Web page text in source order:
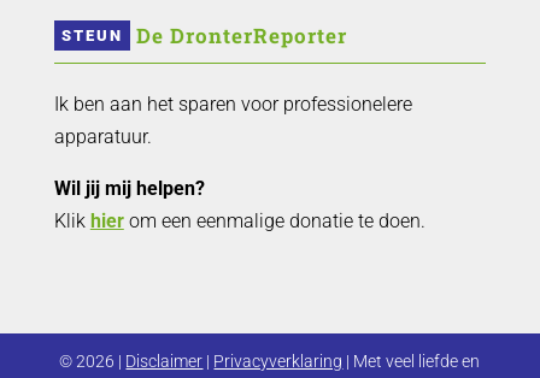
STEUN De DronterReporter
Ik ben aan het sparen voor professionelere
apparatuur.
Wil jij mij helpen?
Klik hierom een eenmalige donatie te doen.
© 2026 | Disclaimer | Privacyverklaring | Met veel liefde en